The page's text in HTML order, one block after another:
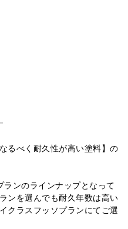
るべく耐久性が高い塗料】の
ンのラインナップとなって
ンを選んでも耐久年数は高い
クラスフッソプランにてご選